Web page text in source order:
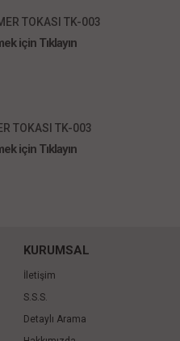
TOKASI TK-003
için Tıklayın
TOKASI TK-003
için Tıklayın
KURUMSAL
İletişim
S.S.S.
Detaylı Arama